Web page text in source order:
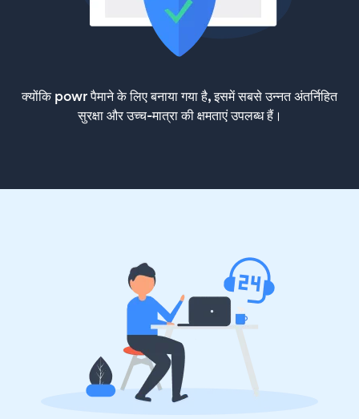
क्योंकि powr पैमाने के लिए बनाया गया है, इसमें सबसे उन्नत अंतर्निहित
सुरक्षा और उच्च-मात्रा की क्षमताएं उपलब्ध हैं।